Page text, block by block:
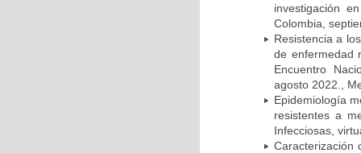
investigación
Colombia,
Resistencia a
de enfermedad
Encuentro
agosto 2022.,
Epidemiología
resistentes a
Infecciosas,
Caracterización